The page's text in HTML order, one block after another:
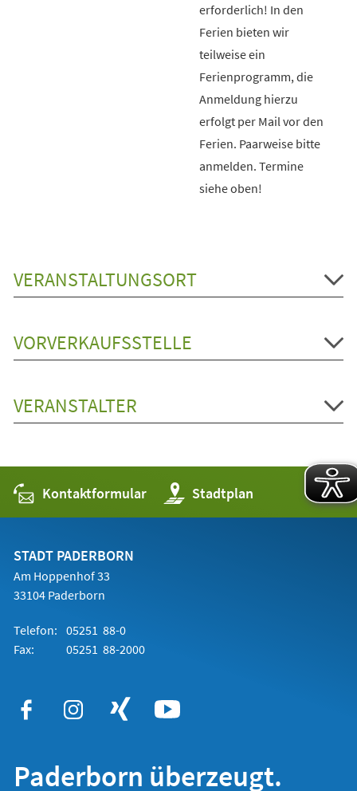
erforderlich! In den
Ferien bieten wir
teilweise ein
Ferienprogramm, die
Anmeldung hierzu
erfolgt per Mail vor den
Ferien. Paarweise bitte
anmelden. Termine
siehe oben!
VERANSTALTUNGSORT
VORVERKAUFSSTELLE
VERANSTALTER
Kontaktformular Stadtplan
(Öffnet
in
einem
STADT PADERBORN
Am Hoppenhof 33
33104 Paderborn
Telefon: 05251 88-0
Fax:
05251 88-2000
Paderborn überzeugt.